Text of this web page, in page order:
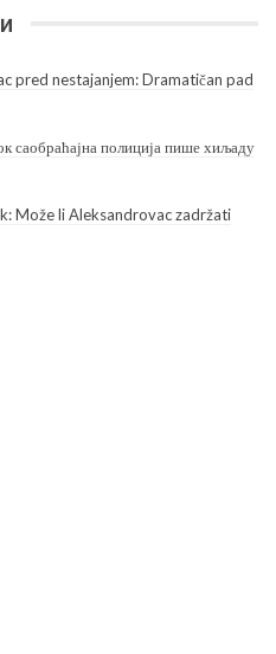
pred nestajanjem: Dramatičan pad
саобраћајна полиција пише хиљаду
Može li Aleksandrovac zadržati